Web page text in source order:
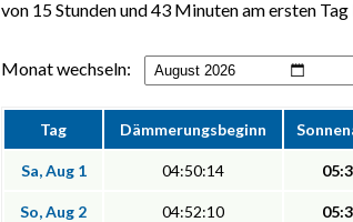
von 15 Stunden und 43 Minuten am ersten
Monat wechseln:
Tag Dämmerungsbeginn
Sa, Aug 1 04:50:14
So, Aug 2 04:52:10